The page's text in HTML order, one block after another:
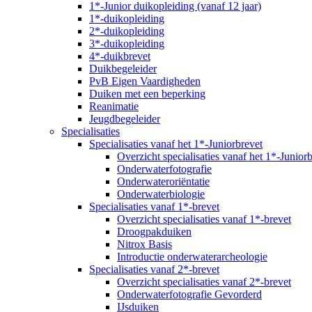
1*-Junior duikopleiding (vanaf 12 jaar)
1*-duikopleiding
2*-duikopleiding
3*-duikopleiding
4*-duikbrevet
Duikbegeleider
PvB Eigen Vaardigheden
Duiken met een beperking
Reanimatie
Jeugdbegeleider
Specialisaties
Specialisaties vanaf het 1*-Juniorbrevet
Overzicht specialisaties vanaf het 1*-
Onderwaterfotografie
Onderwateroriëntatie
Onderwaterbiologie
Specialisaties vanaf 1*-brevet
Overzicht specialisaties vanaf 1*-brevet
Droogpakduiken
Nitrox Basis
Introductie onderwaterarcheologie
Specialisaties vanaf 2*-brevet
Overzicht specialisaties vanaf 2*-brevet
Onderwaterfotografie Gevorderd
IJsduiken